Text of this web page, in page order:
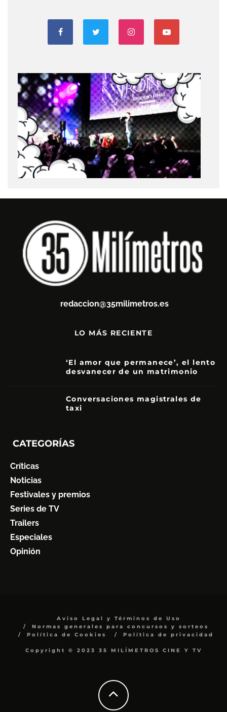
redaccion@35milimetros.es
LO MÁS RECIENTE
‘El amor que permanece’, el lento
desvanecer de un matrimonio
Conversaciones magistrales de
taxi
CATEGORÍAS
Críticas
Noticias
Festivales y premios
Series de TV
Trailers
Especiales
Opinión
Aviso Legal y Términos de Uso
Normas generales para concursos y sorteos
Política de Cookies
Política de privacidad
Copyright © 2023 35 MILÍMETROS CINE Y TV